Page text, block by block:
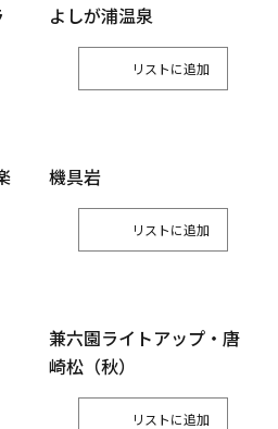
よしが浦温泉
リスト
機具岩
リスト
兼六園ライトアップ・唐
崎松（秋）
リスト